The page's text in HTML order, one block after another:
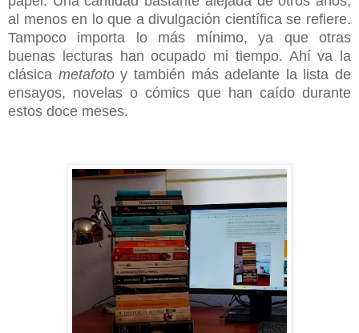
al menos en lo que a divulgación científica se refiere.
Tampoco importa lo más mínimo, ya que otras
buenas lecturas han ocupado mi tiempo. Ahí va la
clásica metafotoy también más adelante la lista de
ensayos, novelas o cómics que han caído durante
estos doce meses.